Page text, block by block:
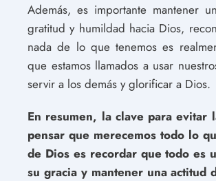
Además, es importante mantener
gratitud y humildad hacia Dios,
nada de lo que tenemos es
que estamos llamados a usar
servir a los demás y glorificar a Dios.
En resumen, la clave para evitar
pensar que merecemos todo lo
de Dios es recordar que todo es
su gracia y mantener una actitud